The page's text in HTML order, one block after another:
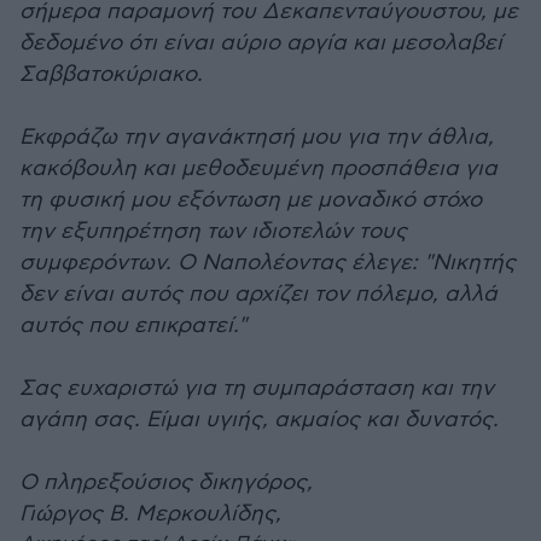
σήμερα παραμονή του Δεκαπενταύγουστου, με
δεδομένο ότι είναι αύριο αργία και μεσολαβεί
Σαββατοκύριακο.
Εκφράζω την αγανάκτησή μου για την άθλια,
κακόβουλη και μεθοδευμένη προσπάθεια για
τη φυσική μου εξόντωση με μοναδικό στόχο
την εξυπηρέτηση των ιδιοτελών τους
συμφερόντων. Ο Ναπολέοντας έλεγε: "Νικητής
δεν είναι αυτός που αρχίζει τον πόλεμο, αλλά
αυτός που επικρατεί."
Σας ευχαριστώ για τη συμπαράσταση και την
αγάπη σας. Είμαι υγιής, ακμαίος και δυνατός.
Ο πληρεξούσιος δικηγόρος,
Γιώργος Β. Μερκουλίδης,